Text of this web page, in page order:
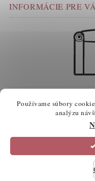
INFORMÁCIE PRE
Používame súbory
analýzu